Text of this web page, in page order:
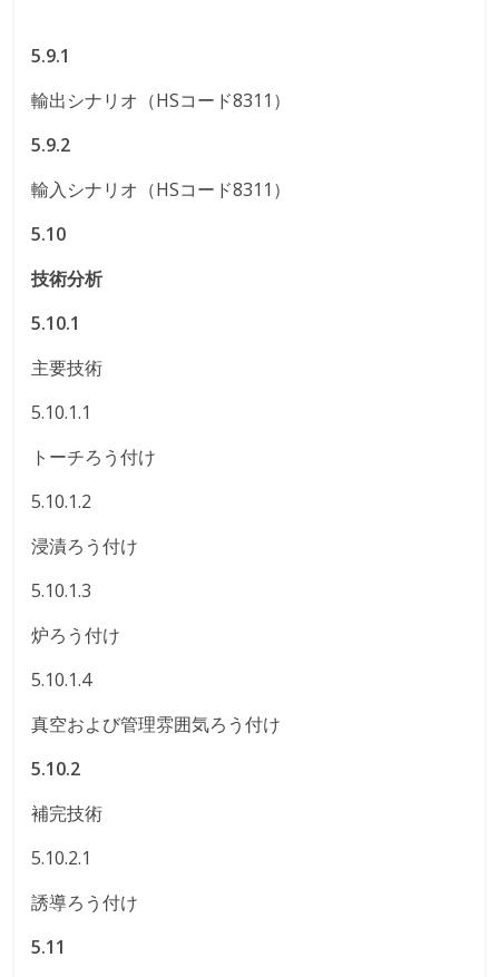
5.9.1
輸出シナリオ（HSコード8311）
5.9.2
輸入シナリオ（HSコード8311）
5.10
技術分析
5.10.1
主要技術
5.10.1.1
トーチろう付け
5.10.1.2
浸漬ろう付け
5.10.1.3
炉ろう付け
5.10.1.4
真空および管理雰囲気ろう付け
5.10.2
補完技術
5.10.2.1
誘導ろう付け
5.11